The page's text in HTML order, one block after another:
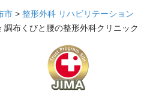
市 > 整形外科 リハビリテーション
調布くびと腰の整形外科クリニック